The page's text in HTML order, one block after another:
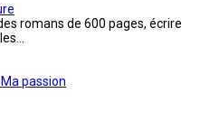
romans de 600 pages, écrire
Ma passion